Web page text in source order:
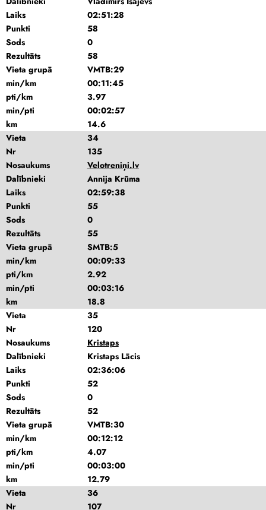
Laiks
02:51:28
Punkti
58
Sods
0
Rezultāts
58
Vieta grupā
VMTB:29
min/km
00:11:45
pti/km
3.97
min/pti
00:02:57
km
14.6
Vieta
34
Nr
135
Nosaukums
Velotreniņi.lv
Dalībnieki
Annija Krūma
Laiks
02:59:38
Punkti
55
Sods
0
Rezultāts
55
Vieta grupā
SMTB:5
min/km
00:09:33
pti/km
2.92
min/pti
00:03:16
km
18.8
Vieta
35
Nr
120
Nosaukums
Kristaps
Dalībnieki
Kristaps Lācis
Laiks
02:36:06
Punkti
52
Sods
0
Rezultāts
52
Vieta grupā
VMTB:30
min/km
00:12:12
pti/km
4.07
min/pti
00:03:00
km
12.79
Vieta
36
Nr
107